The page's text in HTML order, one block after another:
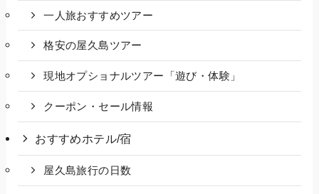
一人旅おすすめツアー
格安の屋久島ツアー
現地オプショナルツアー「遊び・体験」
クーポン・セール情報
おすすめホテル/宿
屋久島旅行の日数